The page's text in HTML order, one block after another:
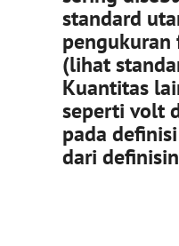
standard
pengukuran
(lihat
Kuantitas
seperti volt
pada
dari